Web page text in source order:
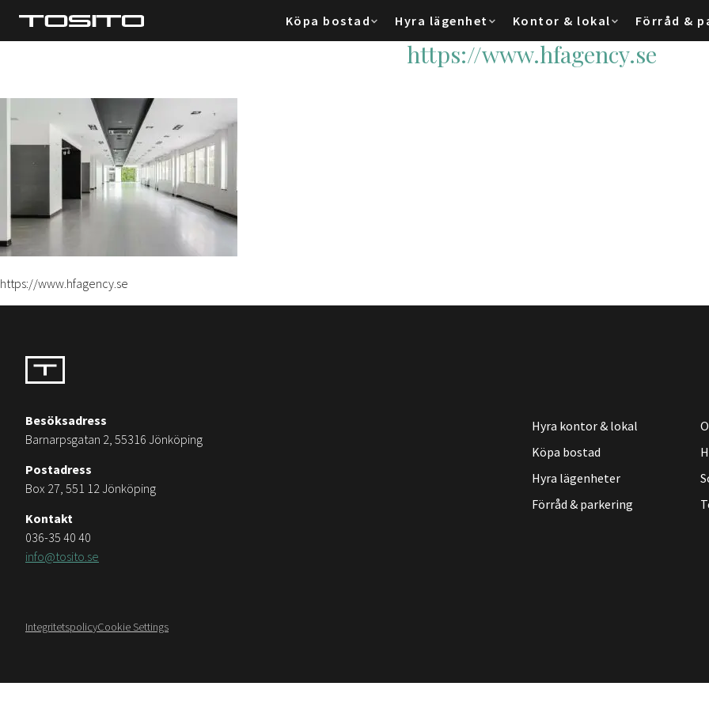
Köpa bostad Hyra lägenhet Kontor & lokal Förråd &
https://www.hfagency.se
https://www.hfagency.se
Besöksadress
Barnarpsgatan 2, 55316 Jönköping
Postadress
Box 27, 551 12 Jönköping
Kontakt
036-35 40 40
info@tosito.se
Hyra kontor & lokal
Köpa bostad
Hyra lägenheter
Förråd & parkering
IntegritetspolicyCookie Settings